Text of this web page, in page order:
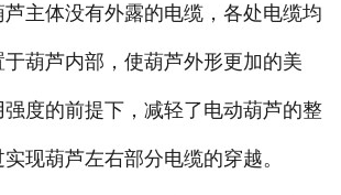
体没有外露的电缆，各处电缆均
葫芦内部，使葫芦外形更加的美
度的前提下，减轻了电动葫芦的整
现葫芦左右部分电缆的穿越。